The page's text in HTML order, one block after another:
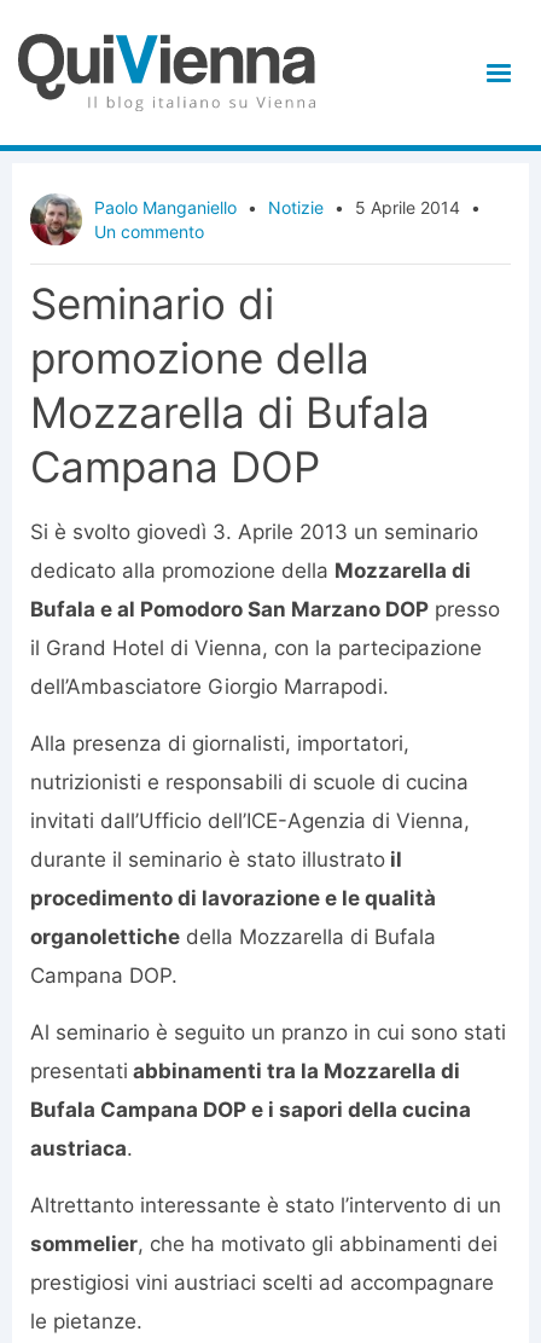
Paolo Manganiello • Notizie • 5 Aprile 2014 •
Un commento
Seminario di
promozione della
Mozzarella di Bufala
Campana DOP
Si è svolto giovedì 3. Aprile 2013 un seminario
dedicato alla promozione della Mozzarella di
Bufala e al Pomodoro San Marzano DOP presso
il Grand Hotel di Vienna, con la partecipazione
dell’Ambasciatore Giorgio Marrapodi.
Alla presenza di giornalisti, importatori,
nutrizionisti e responsabili di scuole di cucina
invitati dall’Ufficio dell’ICE-Agenzia di Vienna,
durante il seminario è stato illustrato il
procedimento di lavorazione e le qualità
organolettiche della Mozzarella di Bufala
Campana DOP.
Al seminario è seguito un pranzo in cui sono stati
presentati abbinamenti tra la Mozzarella di
Bufala Campana DOP e i sapori della cucina
austriaca.
Altrettanto interessante è stato l’intervento di un
sommelier, che ha motivato gli abbinamenti dei
prestigiosi vini austriaci scelti ad accompagnare
le pietanze.